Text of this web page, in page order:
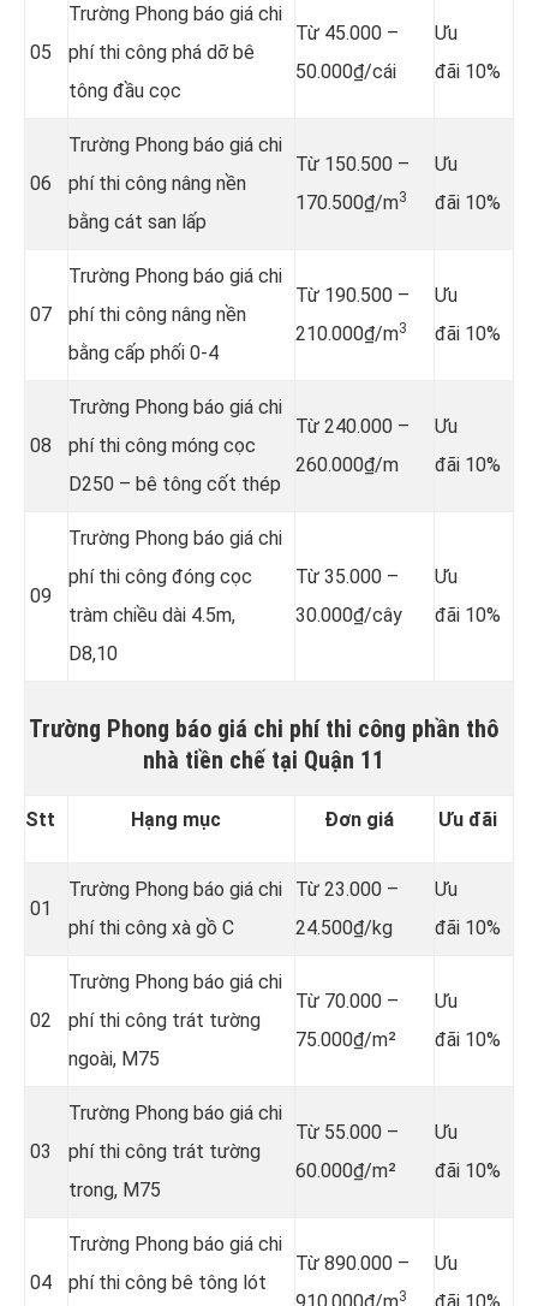
05
Trường Phong báo giá chi
phí thi công phá dỡ bê
tông đầu cọc
Từ 45.000 –
50.000₫/cái
Ưu
đãi 10%
06
Trường Phong báo giá chi
phí thi công nâng nền
bằng cát san lấp
Từ 150.500 –
170.500₫/m3
Ưu
đãi 10%
07
Trường Phong báo giá chi
phí thi công nâng nền
bằng cấp phối 0-4
Từ 190.500 –
210.000₫/m3
Ưu
đãi 10%
08
Trường Phong báo giá chi
phí thi công móng cọc
D250 – bê tông cốt thép
Từ 240.000 –
260.000₫/m
Ưu
đãi 10%
09
Trường Phong báo giá chi
phí thi công đóng cọc
tràm chiều dài 4.5m,
D8,10
Từ 35.000 –
30.000₫/cây
Ưu
đãi 10%
Trường Phong báo giá chi phí thi công phần thô
nhà tiền chế tại Quận 11
Stt Hạng mục Đơn giá Ưu đãi
01
Trường Phong báo giá chi
phí thi công xà gồ C
Từ 23.000 –
24.500₫/kg
Ưu
đãi 10%
02
Trường Phong báo giá chi
phí thi công trát tường
ngoài, M75
Từ 70.000 –
75.000₫/m²
Ưu
đãi 10%
03
Trường Phong báo giá chi
phí thi công trát tường
trong, M75
Từ 55.000 –
60.000₫/m²
Ưu
đãi 10%
04
Trường Phong báo giá chi
phí thi công bê tông lót
Từ 890.000 –
910.000₫/m3
Ưu
đãi 10%